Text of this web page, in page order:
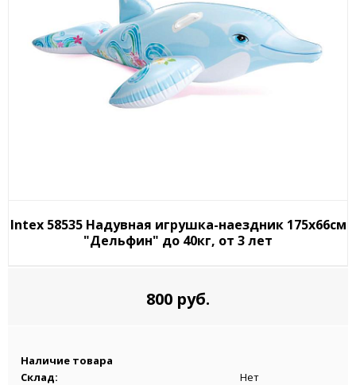
Intex 58535 Надувная игрушка-наездник 175х66см
"Дельфин" до 40кг, от 3 лет
800 руб.
Наличие товара
Склад:
Нет